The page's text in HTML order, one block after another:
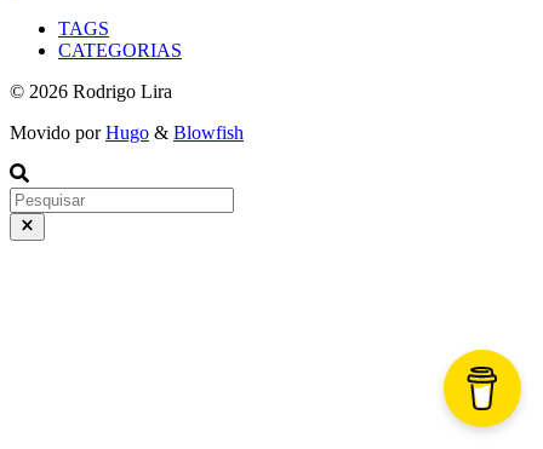
TAGS
CATEGORIAS
© 2026 Rodrigo Lira
Movido porHugo & Blowfish